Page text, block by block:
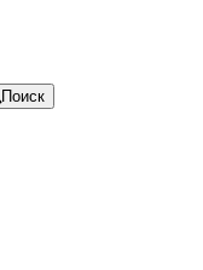
Поиск